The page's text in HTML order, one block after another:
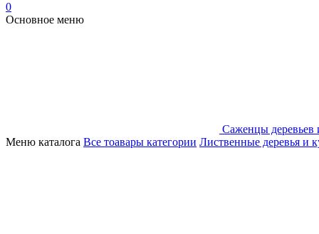
0
Основное меню
Саженцы деревьев
Меню каталога Все тоавары категории Лиственные деревья и